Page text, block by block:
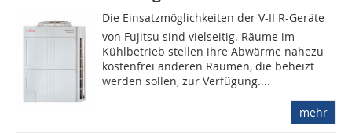
Die Einsatzmöglichkeiten der V-II R-Geräte
von Fujitsu sind vielseitig. Räume im
Kühlbetrieb stellen ihre Abwärme nahezu
kostenfrei anderen Räumen, die beheizt
werden sollen, zur Verfügung....
mehr